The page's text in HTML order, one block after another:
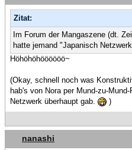
Zitat:
Im Forum der Mangaszene (dt.
hatte jemand "Japanisch
Höhöhöhöööööö~
(Okay, schnell noch was
hab's von Nora per Mund-zu-
Netzwerk überhaupt gab.
)
nanashi